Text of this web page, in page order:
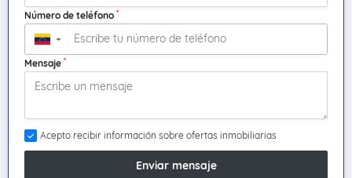
Número de teléfono *
▼
Mensaje *
Acepto recibir información sobre ofertas inmobiliarias
Enviar mensaje